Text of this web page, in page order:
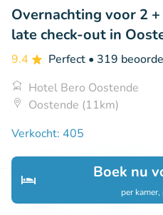
Zoeken
Boek nu
per
Overnachting voor 2
late check-out in
9.4 Perfect • 319
Hotel Bero Oostende
Oostende (11km)
Verkocht: 405